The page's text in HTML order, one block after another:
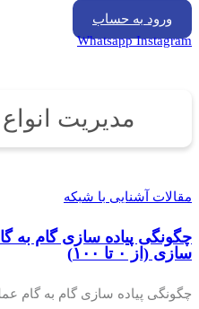
ورود به حساب
Whatsapp Instagram
مدیریت انواع Connectionها
مقالات آشنایی با شبکه
چگونگی پیاده سازی گام به
سازی (از ۰ تا ۱۰۰)
چگونگی پیاده سازی گام به گام